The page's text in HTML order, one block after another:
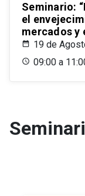
Seminario:
el
mercados y
19 de
09:00 a